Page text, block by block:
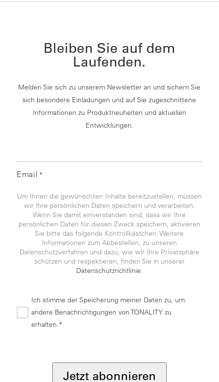
Bleiben Sie auf dem
Laufenden.
Melden Sie sich zu unserem Newsletter an und sichern Sie
sich besondere Einladungen und auf Sie zugeschnittene
Informationen zu Produktneuheiten und aktuellen
Entwicklungen.
Email *
Um Ihnen die gewünschten Inhalte bereitzustellen, müssen
wir Ihre persönlichen Daten speichern und verarbeiten.
Wenn Sie damit einverstanden sind, dass wir Ihre
persönlichen Daten für diesen Zweck speichern, aktivieren
Sie bitte das folgende Kontrollkästchen. Weitere
Informationen zum Abbestellen, zu unseren
Datenschutzverfahren und dazu, wie wir Ihre Privatsphäre
schützen und respektieren, finden Sie in unserer
Datenschutzrichtlinie.
Ich stimme der Speicherung meiner Daten zu, um
andere Benachrichtigungen von TONALITY zu
erhalten.*
Jetzt abonnieren